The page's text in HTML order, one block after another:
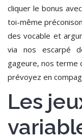
cliquer le bonus
toi-même
des vocable et
via nos escarpé
gageure, nos terme
prévoyez en
Les